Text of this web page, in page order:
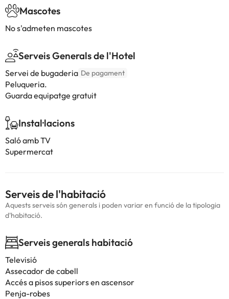
Mascotes
No s'admeten mascotes
Serveis Generals de l'Hotel
Servei de bugaderia De pagament
Peluqueria.
Guarda equipatge gratuit
Instal·lacions
Saló amb TV
Supermercat
Serveis de l'habitació
Aquests serveis són generals i poden variar en funció de la tipologia
d'habitació.
Serveis generals habitació
Televisió
Assecador de cabell
Accés a pisos superiors en ascensor
Penja-robes